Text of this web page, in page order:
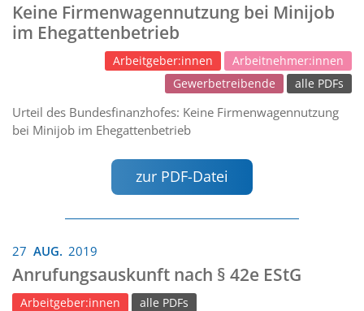
Keine Firmenwagennutzung bei Minijob
im Ehegattenbetrieb
Arbeitgeber:innen
Arbeitnehmer:innen
Gewerbetreibende
alle PDFs
Urteil des Bundesfinanzhofes: Keine Firmenwagennutzung
bei Minijob im Ehegattenbetrieb
zur PDF-Datei
27 AUG. 2019
Anrufungsauskunft nach § 42e EStG
Arbeitgeber:innen alle PDFs